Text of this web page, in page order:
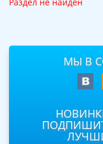
Раздел не найден
МЫ В